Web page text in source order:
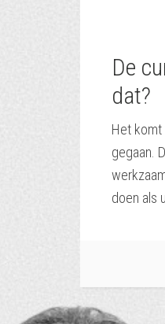
De
dat?
Het komt
gegaan.
doen als